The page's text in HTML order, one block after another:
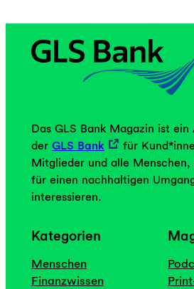
Das GLS Bank Magazin ist ein
der GLS Bank
für
Mitglieder und alle Menschen,
für einen nachhaltigen
interessieren.
Kategorien
Menschen
Finanzwissen